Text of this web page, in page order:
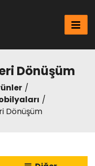
Dönüşüm
Dönüşüm